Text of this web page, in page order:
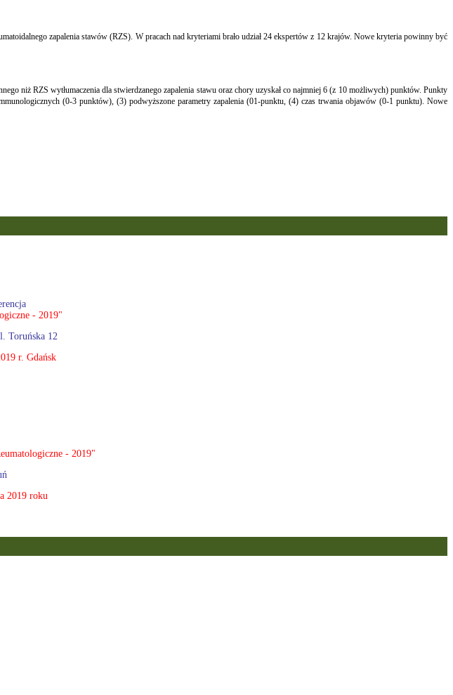
zapalenia stawów (RZS). W pracach nad kryteriami brało udział 24 ekspertów z 12 krajów. Nowe kryteria powinny być
niż RZS wytłumaczenia dla stwierdzanego zapalenia stawu oraz chory uzyskał co najmniej 6 (z 10 możliwych) punktów. Punkty
(0-3 punktów), (3) podwyższone parametry zapalenia (01-punktu, (4) czas trwania objawów (0-1 punktu). Nowe
- 2019"
Toruńska 12
r. Gdańsk
- 2019"
2019 roku